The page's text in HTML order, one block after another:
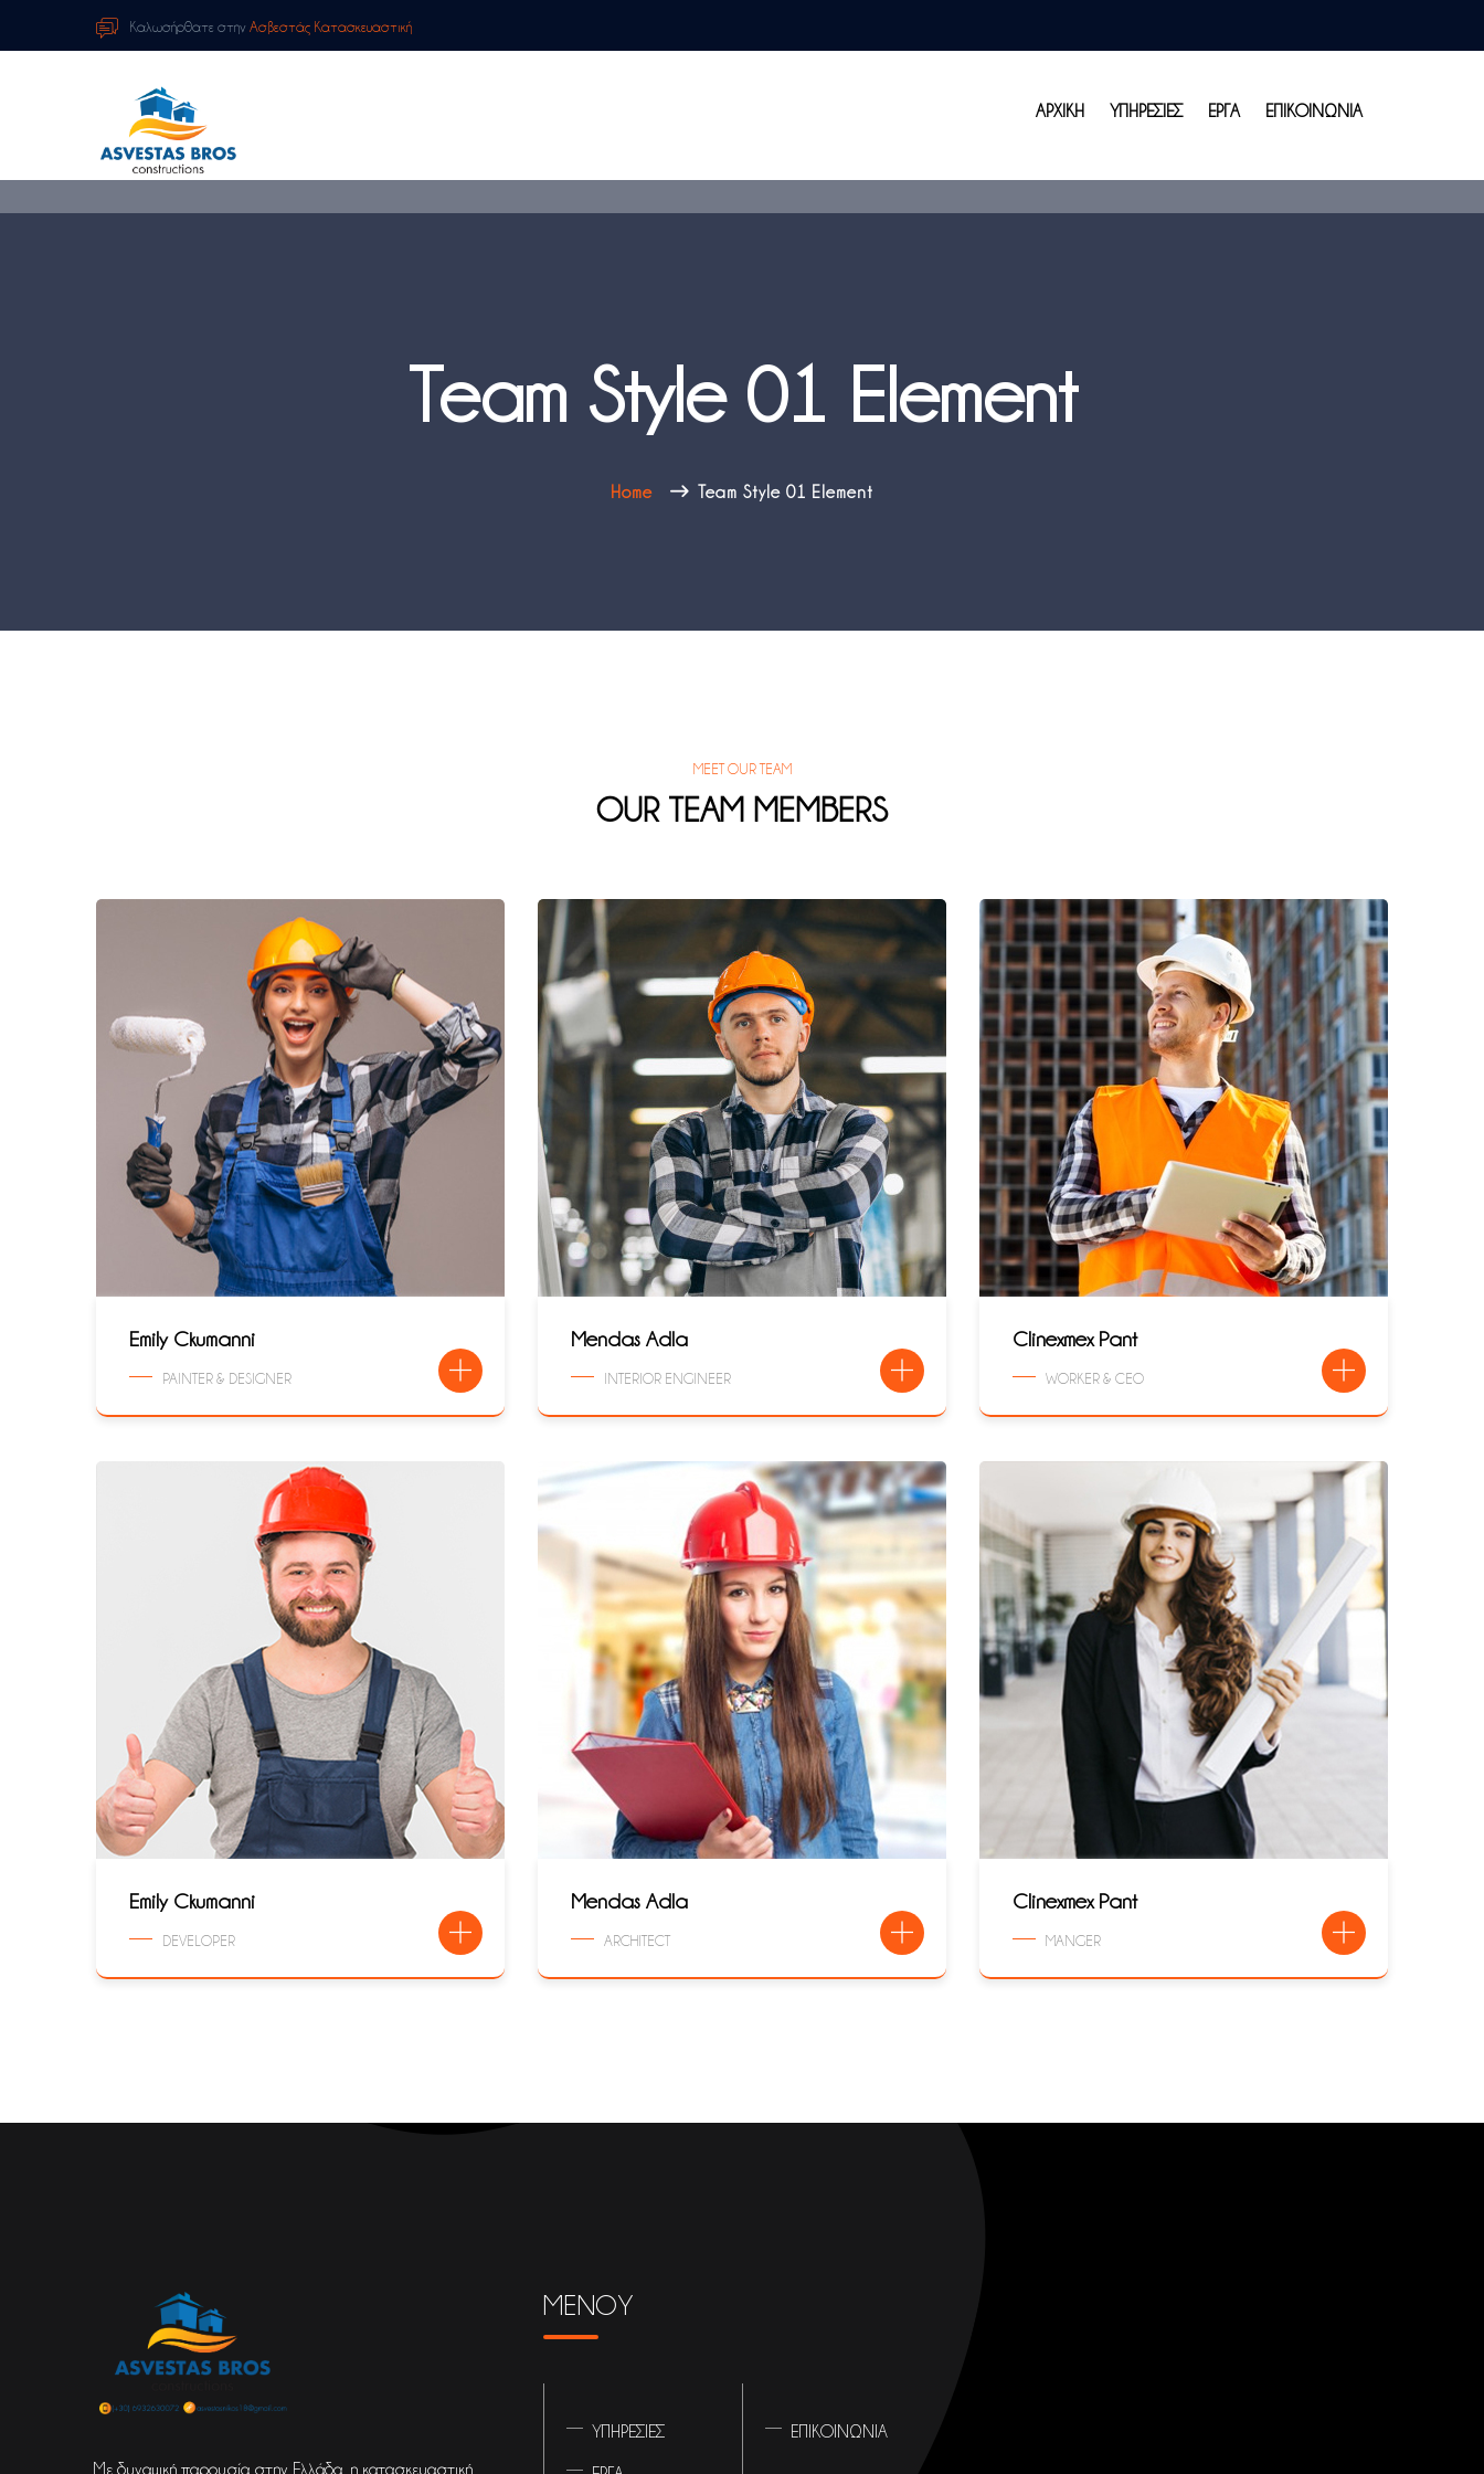
Καλωσήρθατε στην Ασβεστάς Κατασκευαστική
ΑΡΧΙΚΗ ΥΠΗΡΕΣΙΕΣ ΕΡΓΑ ΕΠΙΚΟΙΝΩΝΙΑ
Team Style 01 Element
Home Team Style 01 Element
MEET OUR TEAM
OUR TEAM MEMBERS
Emily Ckumanni
PAINTER & DESIGNER
Mendas Adla
INTERIOR ENGINEER
Clinexmex Pant
WORKER & CEO
Emily Ckumanni
DEVELOPER
Mendas Adla
ARCHITECT
Clinexmex Pant
MANGER
Με δυναμική παρουσία στην Ελλάδα, η κατασκευαστική
ΜΕΝΟΥ
ΥΠΗΡΕΣΙΕΣ ΕΠΙΚΟΙΝΩΝΙΑ